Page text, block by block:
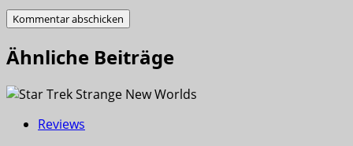
Ähnliche Beiträge
Reviews